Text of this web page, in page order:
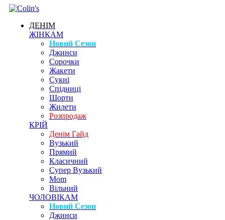
ДЕНІМ
ЖІНКАМ
Новий Сезон
Джинси
Сорочки
Жакети
Сукні
Спідниці
Шорти
Жилети
Розпродаж
КРІЙ
Денім Гайд
Вузький
Прямий
Класичний
Супер Вузький
Mom
Вільний
ЧОЛОВІКАМ
Новий Сезон
Джинси